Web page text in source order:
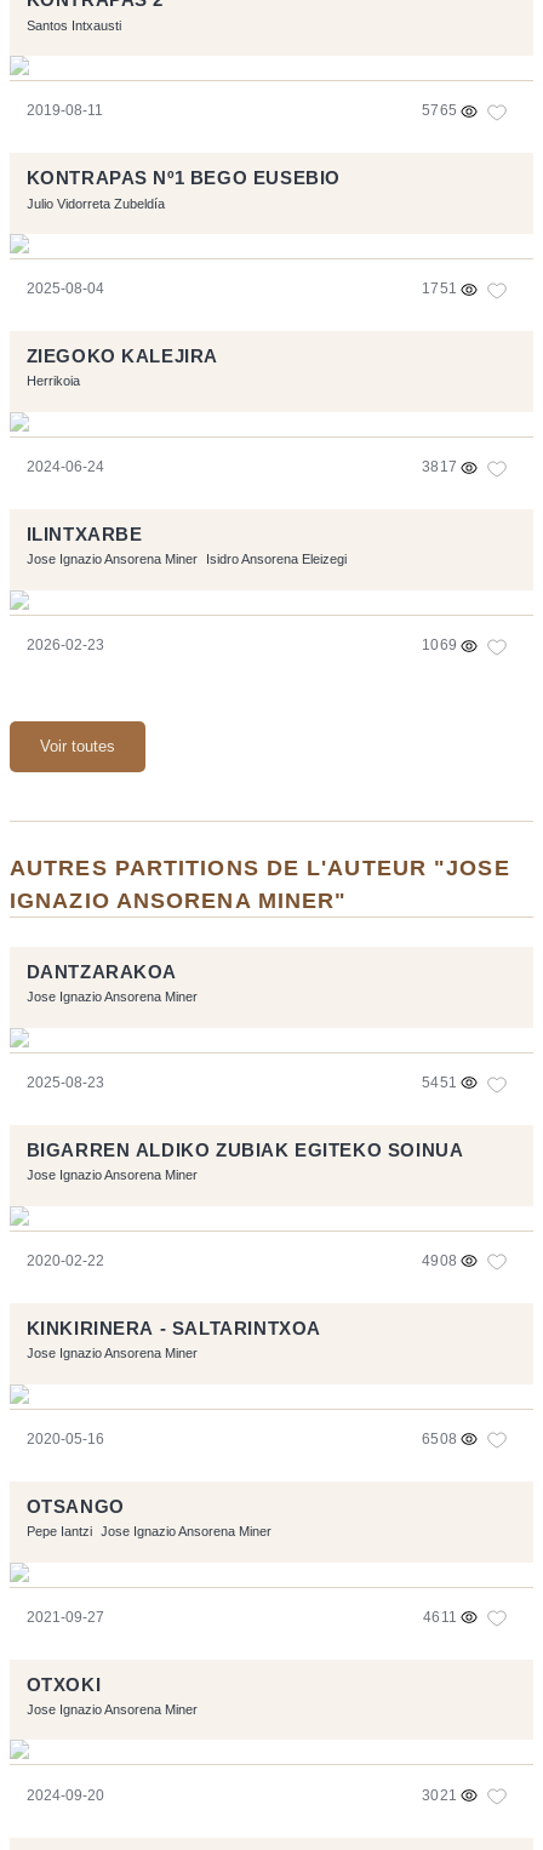
Santos Intxausti
2019-08-11 5765
KONTRAPAS Nº1 BEGO EUSEBIO
Julio Vidorreta Zubeldía
2025-08-04 1751
ZIEGOKO KALEJIRA
Herrikoia
2024-06-24 3817
ILINTXARBE
Jose Ignazio Ansorena Miner Isidro Ansorena Eleizegi
2026-02-23 1069
Voir toutes
AUTRES PARTITIONS DE L'AUTEUR "JOSE
IGNAZIO ANSORENA MINER"
DANTZARAKOA
Jose Ignazio Ansorena Miner
2025-08-23 5451
BIGARREN ALDIKO ZUBIAK EGITEKO SOINUA
Jose Ignazio Ansorena Miner
2020-02-22 4908
KINKIRINERA - SALTARINTXOA
Jose Ignazio Ansorena Miner
2020-05-16 6508
OTSANGO
Pepe Iantzi Jose Ignazio Ansorena Miner
2021-09-27 4611
OTXOKI
Jose Ignazio Ansorena Miner
2024-09-20 3021